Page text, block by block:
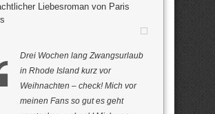
Liebesroman von Paris
Drei Wochen lang Zwangsurlaub
in Rhode Island kurz vor
Weihnachten – check! Mich vor
meinen Fans so gut es geht